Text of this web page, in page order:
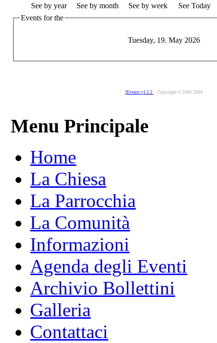
See by year See by month See by week
See Today
Events for the
Tuesday, 19. May 2026
JEvents v1.5.2 Copyright © 2006-2009
Menu Principale
Home
La Chiesa
La Parrocchia
La Comunità
Informazioni
Agenda degli Eventi
Archivio Bollettini
Galleria
Contattaci